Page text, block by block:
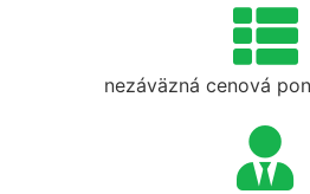
nezáväzná cenová